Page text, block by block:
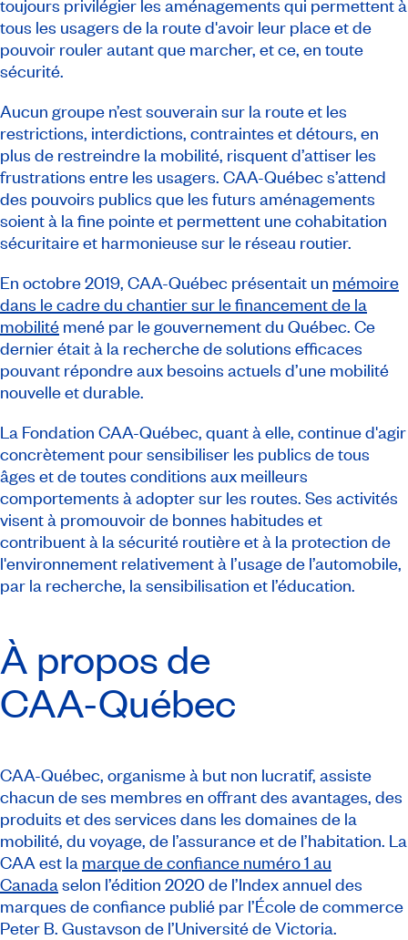
toujours privilégier les aménagements qui permettent à
tous les usagers de la route d'avoir leur place et de
pouvoir rouler autant que marcher, et ce, en toute
sécurité.
Aucun groupe n’est souverain sur la route et les
restrictions, interdictions, contraintes et détours, en
plus de restreindre la mobilité, risquent d’attiser les
frustrations entre les usagers. CAA-Québec s’attend
des pouvoirs publics que les futurs aménagements
soient à la fine pointe et permettent une cohabitation
sécuritaire et harmonieuse sur le réseau routier.
En octobre 2019, CAA-Québec présentait un mémoire
dans le cadre du chantier sur le financement de la
mobilité mené par le gouvernement du Québec. Ce
dernier était à la recherche de solutions efficaces
pouvant répondre aux besoins actuels d’une mobilité
nouvelle et durable.
La Fondation CAA-Québec, quant à elle, continue d'agir
concrètement pour sensibiliser les publics de tous
âges et de toutes conditions aux meilleurs
comportements à adopter sur les routes. Ses activités
visent à promouvoir de bonnes habitudes et
contribuent à la sécurité routière et à la protection de
l'environnement relativement à l’usage de l’automobile,
par la recherche, la sensibilisation et l’éducation.
À propos de
CAA-Québec
CAA-Québec, organisme à but non lucratif, assiste
chacun de ses membres en offrant des avantages, des
produits et des services dans les domaines de la
mobilité, du voyage, de l’assurance et de l’habitation. La
CAA est la marque de confiance numéro 1 au
Canadaselon l’édition 2020 de l’Index annuel des
marques de confiance publié par l’École de commerce
Peter B. Gustavson de l’Université de Victoria.